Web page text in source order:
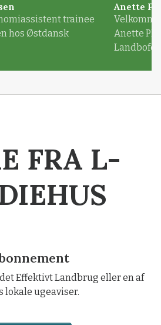
trainee
hos Østdansk
Anette
Anette
FRA L-
Effektivt Landbrug eller en af
lokale ugeaviser.